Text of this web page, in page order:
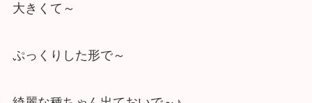
大きくて～
ぷっくりした形で～